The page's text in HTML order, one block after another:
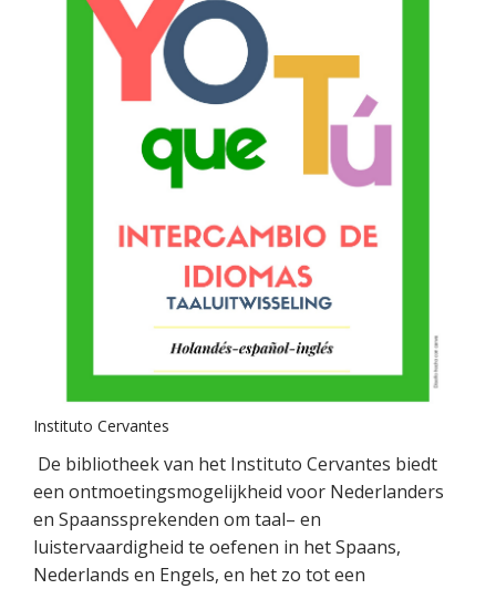
Instituto Cervantes
De bibliotheek van het Instituto Cervantes biedt
een ontmoetingsmogelijkheid voor Nederlanders
en Spaanssprekenden om taal– en
luistervaardigheid te oefenen in het Spaans,
Nederlands en Engels, en het zo tot een